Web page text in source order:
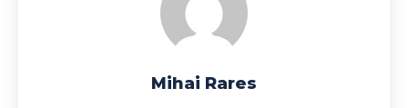
Mihai Rares